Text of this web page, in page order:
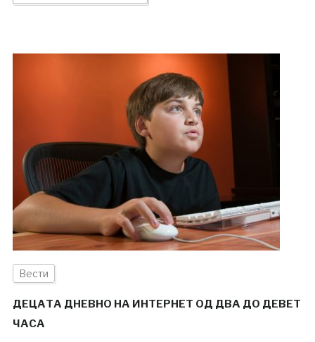
Вести
ДЕЦАТА ДНЕВНО НА ИНТЕРНЕТ ОД ДВА ДО ДЕВЕТ
ЧАСА